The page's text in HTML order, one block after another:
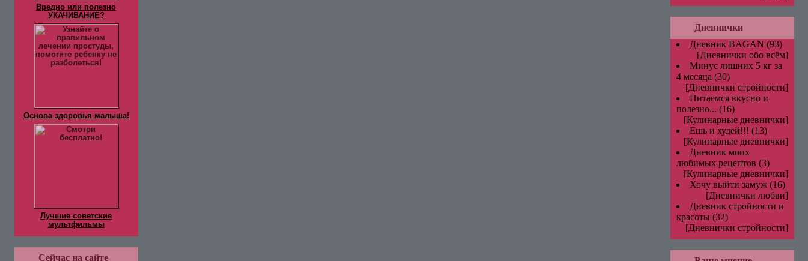
Вредно или полезно
УКАЧИВАНИЕ?
Основа здоровья малыша!
Лучшие советские
мультфильмы
Сейчас на сайте
Дневнички
Дневник BAGAN (93)
[Дневнички обо всём]
Минус лишних 5 кг за
4 месяца (30)
[Дневнички стройности]
Питаемся вкусно и
полезно... (16)
[Кулинарные дневнички]
Ешь и худей!!! (13)
[Кулинарные дневнички]
Дневник моих
любимых рецептов (3)
[Кулинарные дневнички]
Хочу выйти замуж (16)
[Дневнички любви]
Дневник стройности и
красоты (32)
[Дневнички стройности]